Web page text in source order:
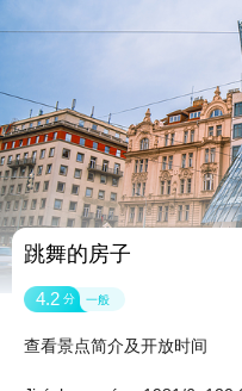
跳舞的房子
4.2 分 一般
查看景点简介及开放时间
